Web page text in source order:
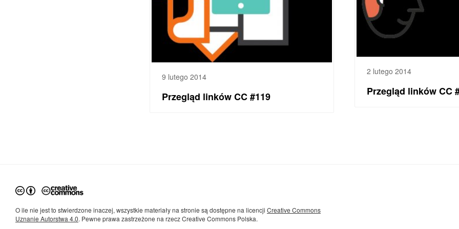
9 lutego 2014
Przegląd linków CC #119
2 lutego 2014
Przegląd linków CC
O ile nie jest to stwierdzone inaczej, wszystkie materiały na stronie są dostępne na licencji Creative Commons
Uznanie Autorstwa 4.0. Pewne prawa zastrzeżone na rzecz Creative Commons Polska.